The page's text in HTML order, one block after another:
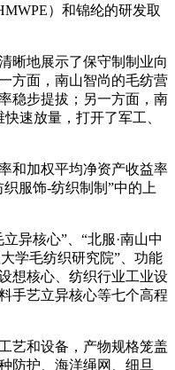
）和锦纶的研发取
地展示了保守制制业向
方面，南山智尚的毛纺营
稳步提拔；另一方面，南
速放量，打开了军工、
加权平均净资产收益率
服饰-纺织制制”中的上
核心”、“北服·南山中
学毛纺织研究院”、功能
想核心、纺织行业工业设
手艺立异核心等七个高程
和设备，产物规格笼盖
防护、海洋绳网、细旦